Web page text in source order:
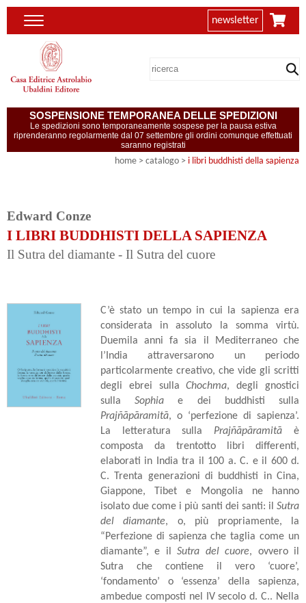
newsletter
SOSPENSIONE TEMPORANEA DELLE SPEDIZIONI
Le spedizioni sono temporaneamente sospese per la pausa estiva
riprenderanno regolarmente dal 07 settembre gli ordini comunque effettuati
saranno registrati
home > catalogo > i libri buddhisti della sapienza
Edward Conze
I LIBRI BUDDHISTI DELLA SAPIENZA
Il Sutra del diamante - Il Sutra del cuore
C’è stato un tempo in cui la sapienza era
considerata in assoluto la somma virtù.
Duemila anni fa sia il Mediterraneo che
l’India attraversarono un periodo
particolarmente creativo, che vide gli scritti
degli ebrei sullaChochma, degli gnostici
sullaSophia e dei buddhisti sulla
Prajñāpāramitā, o ‘perfezione di sapienza’.
La letteratura sulla Prajñāpāramitā è
composta da trentotto libri differenti,
elaborati in India tra il 100 a. C. e il 600 d.
C. Trenta generazioni di buddhisti in Cina,
Giappone, Tibet e Mongolia ne hanno
isolato due come i più santi dei santi: il Sutra
del diamante, o, più propriamente, la
“Perfezione di sapienza che taglia come un
diamante”, e ilSutra del cuore, ovvero il
Sutra che contiene il vero ‘cuore’,
‘fondamento’ o ‘essenza’ della sapienza,
ambedue composti nel IV secolo d. C.. Nella